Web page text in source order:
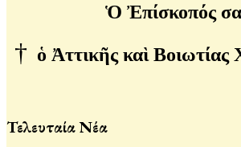
Ὁ Ἐπίσκοπός
† ὁ Ἀττικῆς καὶ
Τελευταία Νέα